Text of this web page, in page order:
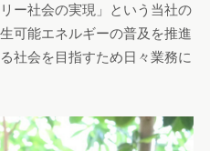
ー社会の実現」という当社の
可能エネルギーの普及を推進
社会を目指すため日々業務に